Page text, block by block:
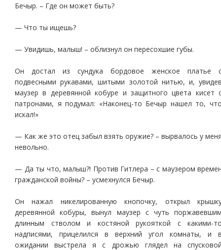
Бечыр. – Где он может быть?
— Что ты ищешь?
— Увидишь, малыш! – облизнул он пересохшие губы.
Он достал из сундука бордовое женское платье
подвесными рукавами, шитыми золотой нитью, и,
маузер в деревянной кобуре и защитного цвета кисет
патронами, я подумал: «Наконец-то Бечыр нашел то,
искал!»
— Как же это отец забыл взять оружие? – вырвалось у
невольно.
— Да ты что, малыш?! Против Гитлера – с маузером
гражданской войны? – усмехнулся Бечыр.
Он нажал никелированную кнопочку, открыл
деревянной кобуры, вынул маузер с чуть
длинным стволом и костяной рукояткой с какими-
надписями, прицелился в верхний угол комнаты, и
ожидании выстрела я с дрожью глядел на